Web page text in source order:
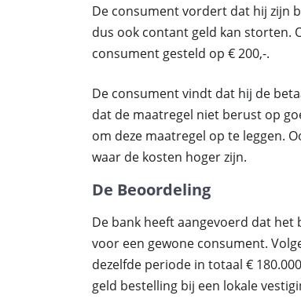
De consument vordert dat hij zijn
dus ook contant geld kan storten.
consument gesteld op € 200,-.
De consument vindt dat hij de
dat de maatregel niet berust op
om deze maatregel op te leggen.
waar de kosten hoger zijn.
De Beoordeling
De bank heeft aangevoerd dat
voor een gewone consument.
dezelfde periode in totaal €
geld bestelling bij een lokale